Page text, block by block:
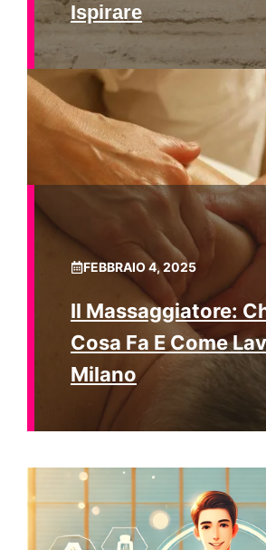
Ispirare
FEBBRAIO 4, 2025
Il Massaggiatore:
Cosa Fa E Come
Milano